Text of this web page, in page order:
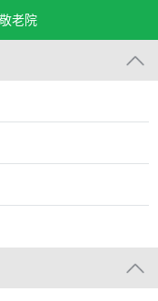
老院